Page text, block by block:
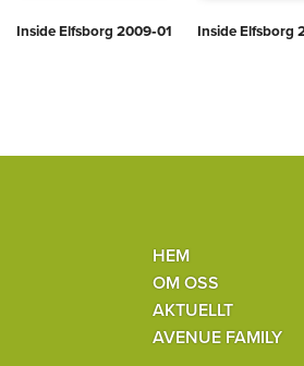
Inside Elfsborg 2009‑01 Inside Elfsborg
HEM
OM OSS
AKTUELLT
AVENUE FAMILY